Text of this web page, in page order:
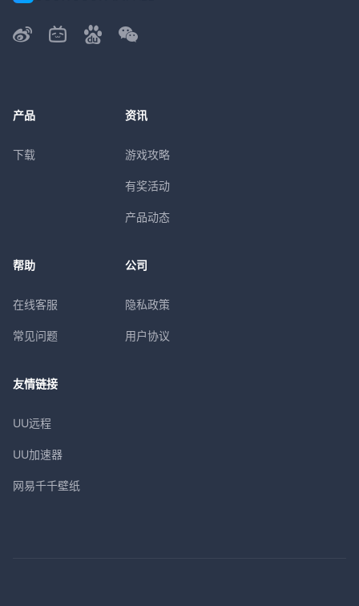
产品
下载
资讯
游戏攻略
有奖活动
产品动态
帮助
在线客服
常见问题
公司
隐私政策
用户协议
友情链接
UU远程
UU加速器
网易千千壁纸